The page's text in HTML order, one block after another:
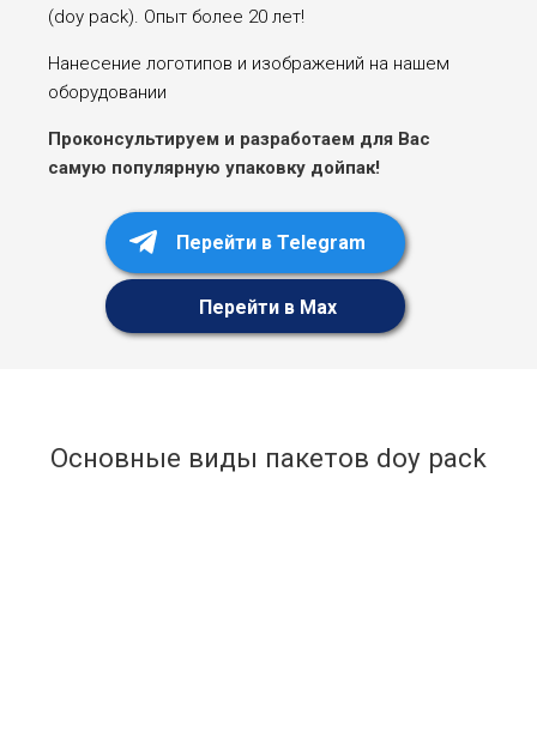
(doy pack). Опыт более 20 лет!
Нанесение логотипов и изображений на нашем
оборудовании
Проконсультируем и разработаем для Вас
самую популярную упаковку дойпак!
Перейти в Telegram
Перейти в Max
Основные виды пакетов doy pack